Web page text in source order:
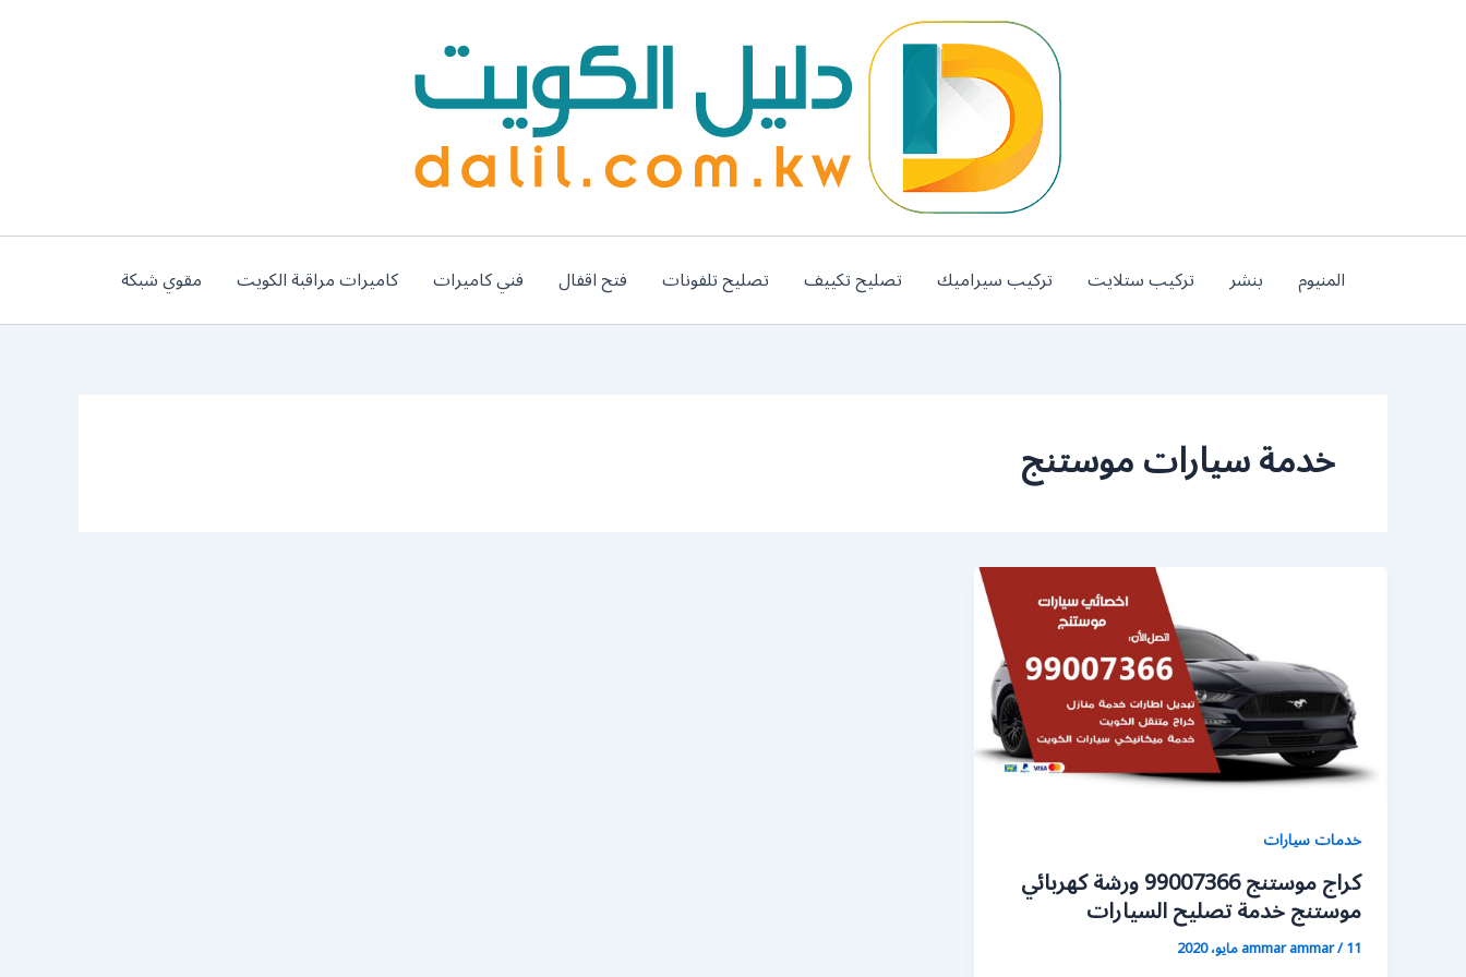
المنيوم بنشر تركيب ستلايت تركيب سيراميك تصليح تكييف تصليح تلفونات فتح اقفال فني كاميرات كاميرات مراقبة الكويت مقوي شبكة
خدمة سيارات موستنج
خدمات سيارات
كراج موستنج 99007366 ورشة كهربائي
موستنج خدمة تصليح السيارات
ammar ammar/11 مايو، 2020